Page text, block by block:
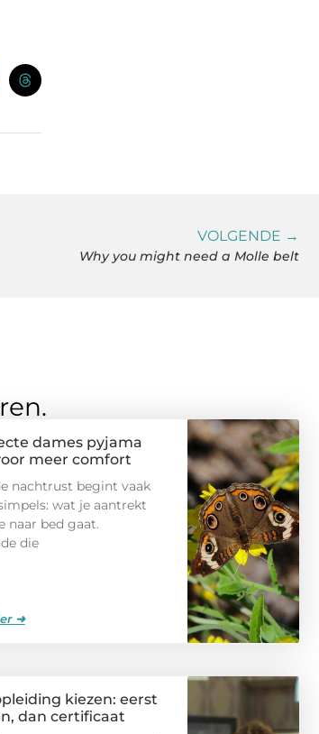
VOLGENDE →
Why you might need a Molle belt
dames pyjama
meer comfort
nachtrust begint vaak
wat je aantrekt
naar bed gaat.
die
➜
kiezen: eerst
dan certificaat